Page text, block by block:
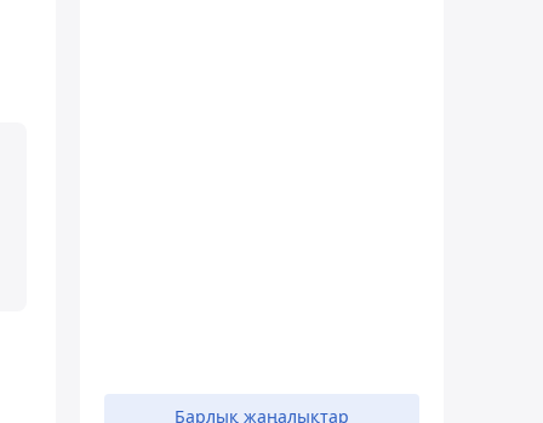
Барлық жаңалықтар